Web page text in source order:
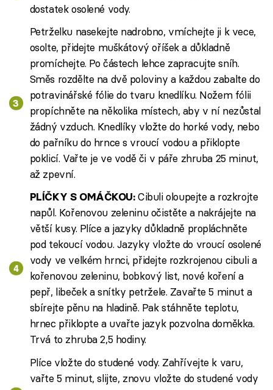
dostatek osolené vody.
Petrželku nasekejte nadrobno, vmíchejte ji k vece,
osolte, přidejte muškátový oříšek a důkladně
promíchejte. Po částech lehce zapracujte sníh.
Směs rozdělte na dvě poloviny a každou zabalte do
potravinářské fólie do tvaru knedlíku. Nožem fólii
propíchněte na několika místech, aby v ní nezůstal
žádný vzduch. Knedlíky vložte do horké vody, nebo
do pařníku do hrnce s vroucí vodou a přiklopte
poklicí. Vařte je ve vodě či v páře zhruba 25 minut,
až zpevní.
PLÍČKY S OMÁČKOU:Cibuli oloupejte a rozkrojte
napůl. Kořenovou zeleninu očistěte a nakrájejte na
větší kusy. Plíce a jazyky důkladně propláchněte
pod tekoucí vodou. Jazyky vložte do vroucí osolené
vody ve velkém hrnci, přidejte rozkrojenou cibuli a
kořenovou zeleninu, bobkový list, nové koření a
pepř, libeček a snítky petržele. Zavařte 5 minut a
sbírejte pěnu na hladině. Pak stáhněte teplotu,
hrnec přiklopte a uvařte jazyk pozvolna doměkka.
Trvá to zhruba 2,5 hodiny.
Plíce vložte do studené vody. Zahřívejte k varu,
vařte 5 minut, slijte, znovu vložte do studené vody